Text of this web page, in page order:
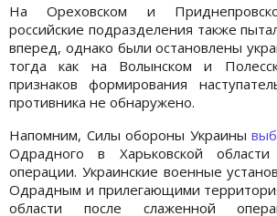
На Ореховском и
российские подразделения также
вперед, однако были остановлены
тогда как на Волынском и
признаков формирования
противника не обнаружено.
Напомним, Силы обороны Украины
Одрадного в Харьковской
операции. Украинские военные
Одрадным и прилегающими
области после слаженной